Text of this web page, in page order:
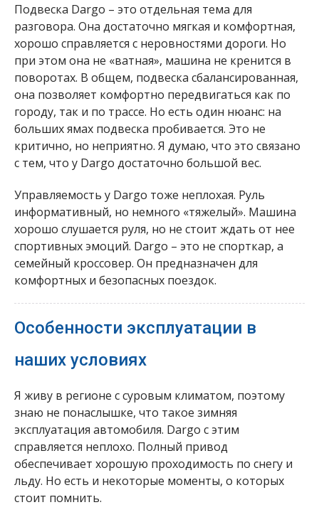
Подвеска Dargo – это отдельная тема для
разговора. Она достаточно мягкая и комфортная,
хорошо справляется с неровностями дороги. Но
при этом она не «ватная», машина не кренится в
поворотах. В общем, подвеска сбалансированная,
она позволяет комфортно передвигаться как по
городу, так и по трассе. Но есть один нюанс: на
больших ямах подвеска пробивается. Это не
критично, но неприятно. Я думаю, что это связано
с тем, что у Dargo достаточно большой вес.
Управляемость у Dargo тоже неплохая. Руль
информативный, но немного «тяжелый». Машина
хорошо слушается руля, но не стоит ждать от нее
спортивных эмоций. Dargo – это не спорткар, а
семейный кроссовер. Он предназначен для
комфортных и безопасных поездок.
Особенности эксплуатации в
наших условиях
Я живу в регионе с суровым климатом, поэтому
знаю не понаслышке, что такое зимняя
эксплуатация автомобиля. Dargo с этим
справляется неплохо. Полный привод
обеспечивает хорошую проходимость по снегу и
льду. Но есть и некоторые моменты, о которых
стоит помнить.